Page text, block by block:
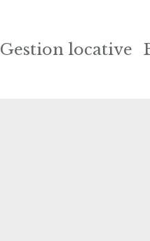
Gestion locative